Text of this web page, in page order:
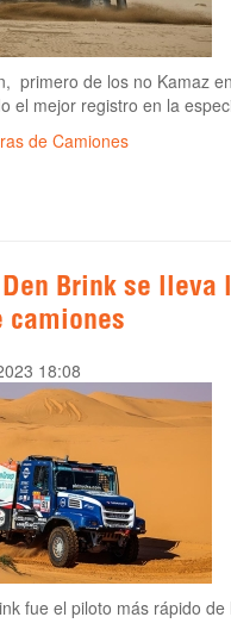
primero de los no Kamaz
el mejor registro en la
de Camiones
Brink se lleva
camiones
18:08
fue el piloto más rápido de